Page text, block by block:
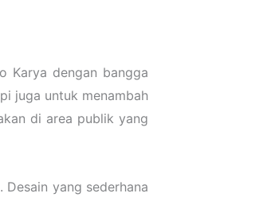
Karya dengan bangga
juga untuk menambah
di area publik yang
yang sederhana